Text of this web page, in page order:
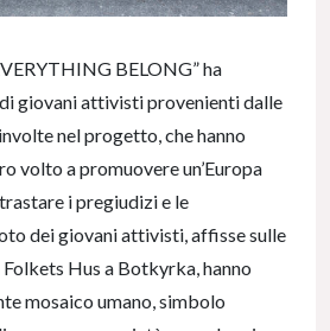
BELONG” ha
giovani attivisti provenienti dalle
nel progetto, che hanno
volto a promuovere un’Europa
i pregiudizi e le
dei giovani attivisti, affisse sulle
Hus a Botkyrka, hanno
mosaico umano, simbolo